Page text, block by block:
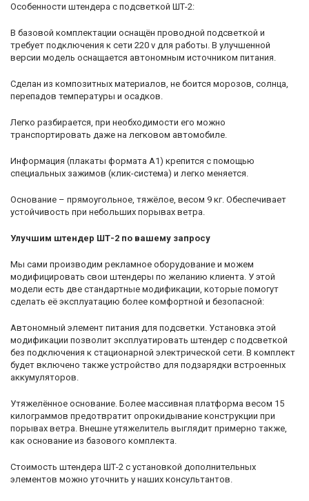
Особенности штендера с подсветкой ШТ-2:
В базовой комплектации оснащён проводной подсветкой и
требует подключения к сети 220 v для работы. В улучшенной
версии модель оснащается автономным источником питания.
Сделан из композитных материалов, не боится морозов, солнца,
перепадов температуры и осадков.
Легко разбирается, при необходимости его можно
транспортировать даже на легковом автомобиле.
Информация (плакаты формата А1) крепится с помощью
специальных зажимов (клик-система) и легко меняется.
Основание – прямоугольное, тяжёлое, весом 9 кг. Обеспечивает
устойчивость при небольших порывах ветра.
Улучшим штендер ШТ-2 по вашему запросу
Мы сами производим рекламное оборудование и можем
модифицировать свои штендеры по желанию клиента. У этой
модели есть две стандартные модификации, которые помогут
сделать её эксплуатацию более комфортной и безопасной:
Автономный элемент питания для подсветки. Установка этой
модификации позволит эксплуатировать штендер с подсветкой
без подключения к стационарной электрической сети. В комплект
будет включено также устройство для подзарядки встроенных
аккумуляторов.
Утяжелённое основание. Более массивная платформа весом 15
килограммов предотвратит опрокидывание конструкции при
порывах ветра. Внешне утяжелитель выглядит примерно также,
как основание из базового комплекта.
Стоимость штендера ШТ-2 с установкой дополнительных
элементов можно уточнить у наших консультантов.